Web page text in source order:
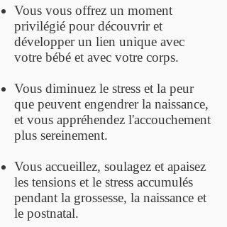
Vous vous offrez un moment
privilégié pour découvrir et
développer un lien unique avec
votre bébé et avec votre corps.
Vous diminuez le stress et la peur
que peuvent engendrer la naissance,
et vous appréhendez l'accouchement
plus sereinement.
Vous accueillez, soulagez et apaisez
les tensions et le stress accumulés
pendant la grossesse, la naissance et
le postnatal.